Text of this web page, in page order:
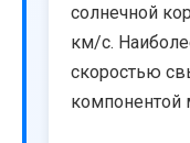
солнечной
км/с.
скоростью
компонентой